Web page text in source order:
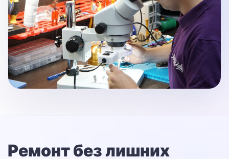
Ремонт без лишних